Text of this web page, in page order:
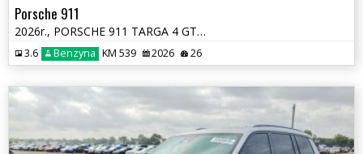
Porsche 911
2026r., PORSCHE 911 TARGA 4 GTS, 3.6L, od ubezpieczalni
3.6 Benzyna KM 539 2026 26